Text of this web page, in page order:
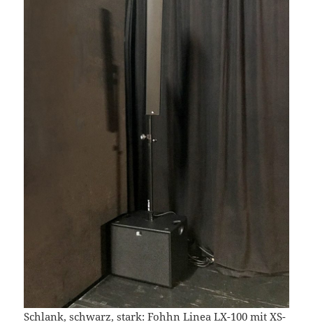
Schlank, schwarz, stark: Fohhn Linea LX-100 mit XS-